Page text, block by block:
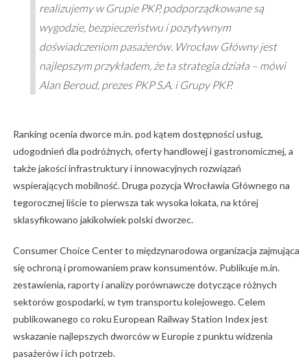
realizujemy w Grupie PKP, podporządkowane są
wygodzie, bezpieczeństwu i pozytywnym
doświadczeniom pasażerów. Wrocław Główny jest
najlepszym przykładem, że ta strategia działa – mówi
Alan Beroud, prezes PKP S.A. i Grupy PKP.
Ranking ocenia dworce m.in. pod kątem dostępności usług,
udogodnień dla podróżnych, oferty handlowej i gastronomicznej, a
także jakości infrastruktury i innowacyjnych rozwiązań
wspierających mobilność. Druga pozycja Wrocławia Głównego na
tegorocznej liście to pierwsza tak wysoka lokata, na której
sklasyfikowano jakikolwiek polski dworzec.
Consumer Choice Center to międzynarodowa organizacja zajmująca
się ochroną i promowaniem praw konsumentów. Publikuje m.in.
zestawienia, raporty i analizy porównawcze dotyczące różnych
sektorów gospodarki, w tym transportu kolejowego. Celem
publikowanego co roku European Railway Station Index jest
wskazanie najlepszych dworców w Europie z punktu widzenia
pasażerów i ich potrzeb.